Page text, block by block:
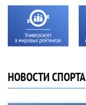
НОВОСТИ СПОРТА